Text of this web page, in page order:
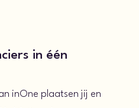
in één
inOne plaatsen jij en